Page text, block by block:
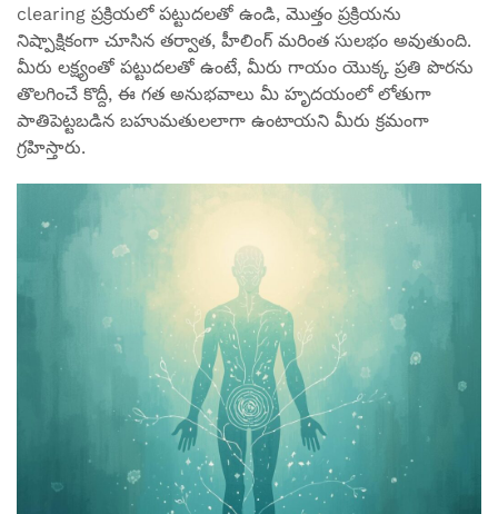
clearing ప్రక్రియలో పట్టుదలతో ఉండి, మొత్తం ప్రక్రియను
నిష్పాక్షికంగా చూసిన తర్వాత, హీలింగ్ మరింత సులభం అవుతుంది.
మీరు లక్ష్యంతో పట్టుదలతో ఉంటే, మీరు గాయం యొక్క ప్రతి పొరను
తొలగించే కొద్దీ, ఈ గత అనుభవాలు మీ హృదయంలో లోతుగా
పాతిపెట్టబడిన బహుమతులలాగా ఉంటాయని మీరు క్రమంగా
గ్రహిస్తారు.